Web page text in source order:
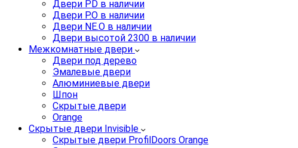
Двери PD в наличии
Двери P.O в наличии
Двери NE.O в наличии
Двери высотой 2300 в наличии
Межкомнатные двери
Двери под дерево
Эмалевые двери
Алюминиевые двери
Шпон
Скрытые двери
Orange
Скрытые двери Invisible
Скрытые двери ProfilDoors Orange